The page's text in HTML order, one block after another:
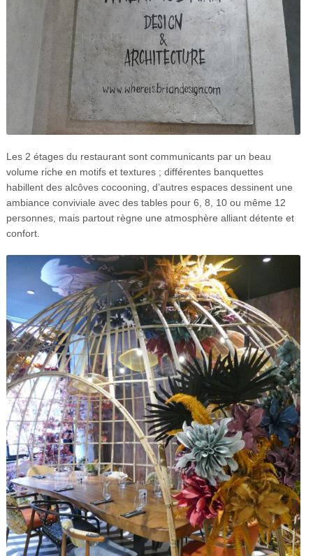
Les 2 étages du restaurant sont communicants par un beau
volume riche en motifs et textures ; différentes banquettes
habillent des alcôves cocooning, d’autres espaces dessinent une
ambiance conviviale avec des tables pour 6, 8, 10 ou même 12
personnes, mais partout règne une atmosphère alliant détente et
confort.